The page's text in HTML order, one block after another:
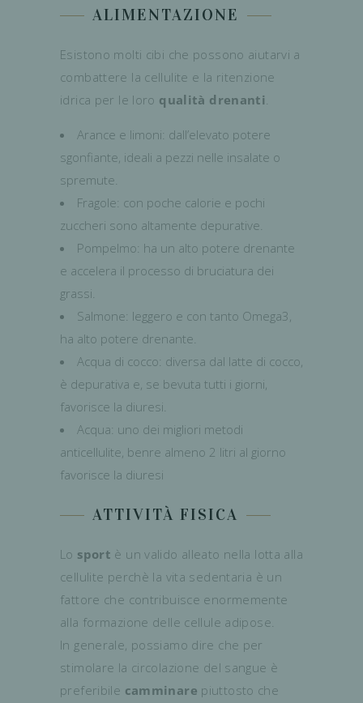
ALIMENTAZIONE
Esistono molti cibi che possono aiutarvi a
combattere la cellulite e la ritenzione
idrica per le loro qualità drenanti
Arance e limoni: dall’elevato potere
sgonfiante, ideali a pezzi nelle insalate o
spremute.
Fragole: con poche calorie e pochi
zuccheri sono altamente depurative.
Pompelmo: ha un alto potere drenante
e accelera il processo di bruciatura dei
grassi.
Salmone: leggero e con tanto Omega3,
ha alto potere drenante.
Acqua di cocco: diversa dal latte di cocco,
è depurativa e, se bevuta tutti i giorni,
favorisce la diuresi.
Acqua: uno dei migliori metodi
anticellulite, benre almeno 2 litri al giorno
favorisce la diuresi
ATTIVITÀ FISICA
Lo sport è un valido alleato nella lotta alla
cellulite perchè la vita sedentaria è un
fattore che contribuisce enormemente
alla formazione delle cellule adipose.
In generale, possiamo dire che per
stimolare la circolazione del sangue è
preferibile camminare piuttosto che